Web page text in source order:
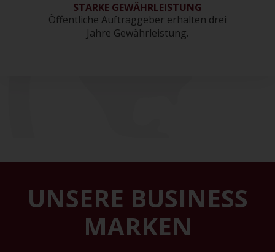
STARKE GEWÄHRLEISTUNG
Öffentliche Auftraggeber erhalten drei
Jahre Gewährleistung.
UNSERE BUSINESS
MARKEN